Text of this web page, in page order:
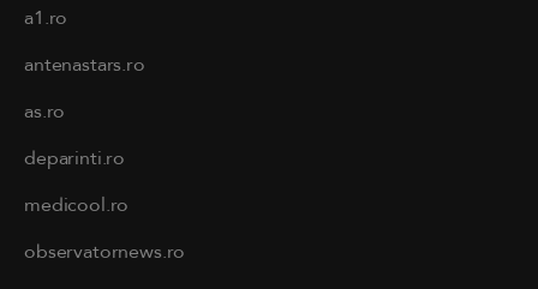
a1.ro
antenastars.ro
as.ro
deparinti.ro
medicool.ro
observatornews.ro